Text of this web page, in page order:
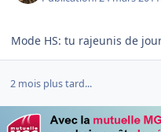
Mode HS: tu rajeunis de
2 mois plus tard...